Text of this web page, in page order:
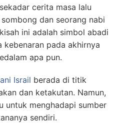
cerita masa lalu
dan seorang nabi
ini adalah simbol abadi
kebenaran pada akhirnya
apa pun.
Israil berada di titik
dan ketakutan. Namun,
untuk menghadapi sumber
sendiri.